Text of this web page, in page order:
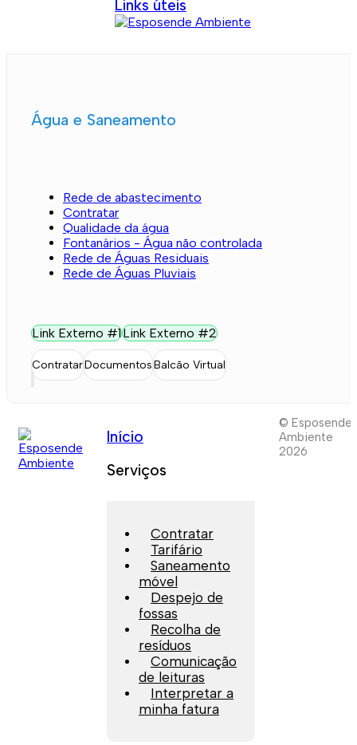
Links úteis
Água e Saneamento
Rede de abastecimento
Contratar
Qualidade da água
Fontanários - Água não controlada
Rede de Águas Residuais
Rede de Águas Pluviais
Link Externo #1Link Externo #2
ContratarDocumentosBalcão Virtual
Início
Serviços
Contratar
Tarifário
Saneamento
móvel
Despejo de
fossas
Recolha de
resíduos
Comunicação
de leituras
Interpretar a
minha fatura
© Esposende
Ambiente
2026